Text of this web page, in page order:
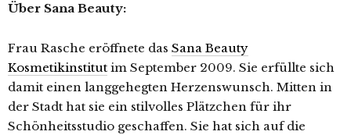
Über Sana Beauty:
Frau Rasche eröffnete das Sana Beauty
Kosmetikinstitut im September 2009. Sie erfüllte sich
damit einen langgehegten Herzenswunsch. Mitten in
der Stadt hat sie ein stilvolles Plätzchen für ihr
Schönheitsstudio geschaffen. Sie hat sich auf die